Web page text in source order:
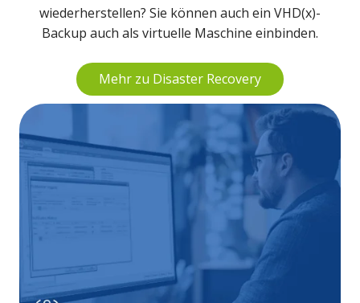
wiederherstellen? Sie können auch ein VHD(x)-
Backup auch als virtuelle Maschine einbinden.
Mehr zu Disaster Recovery